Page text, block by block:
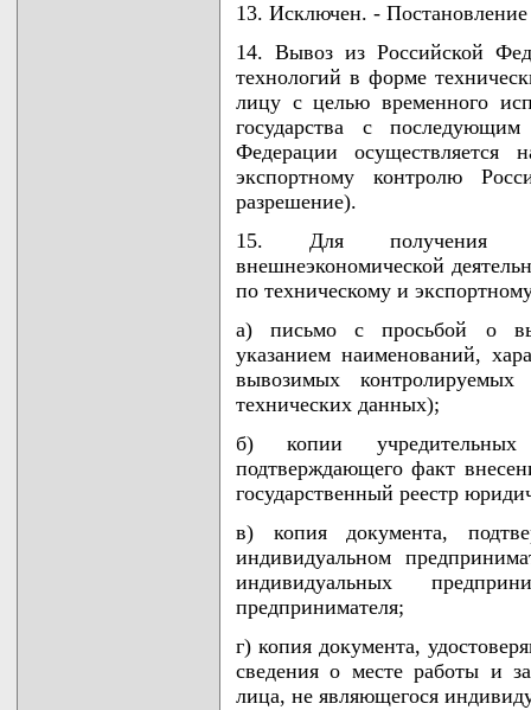
13. Исключен. -
14. Вывоз из Российской
технологий в форме
лицу с целью временного
государства с
Федерации осуществляется
экспортному контролю
разрешение).
15. Для получения
внешнеэкономической
по техническому и
а) письмо с просьбой о
указанием наименований,
вывозимых
технических данных);
б) копии
подтверждающего факт
государственный реестр
в) копия документа,
индивидуальном
индивидуальных
предпринимателя;
г) копия документа,
сведения о месте работы и
лица, не являющегося